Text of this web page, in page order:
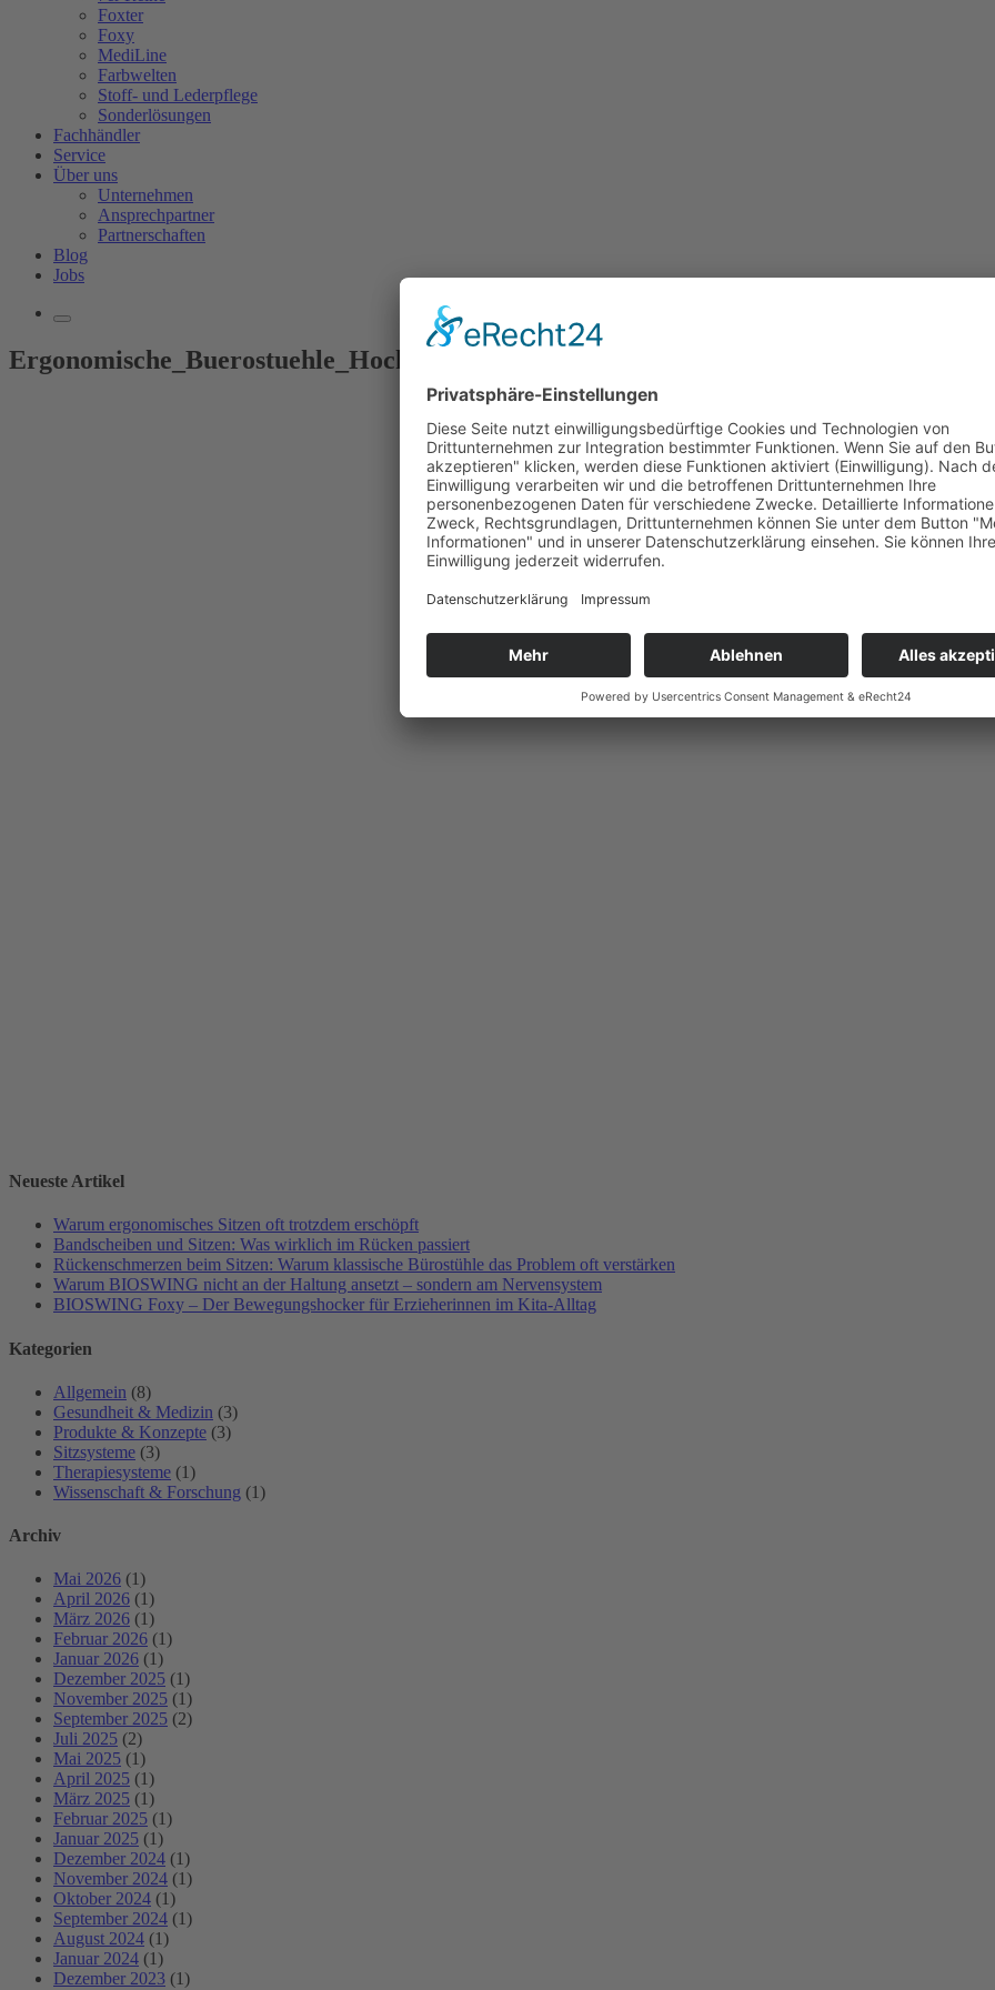
Foxter
Foxy
MediLine
Farbwelten
Stoff- und Lederpflege
Sonderlösungen
Fachhändler
Service
Über uns
Unternehmen
Ansprechpartner
Partnerschaften
Blog
Jobs
Neueste Artikel
Warum ergonomisches Sitzen oft trotzdem erschöpft
Bandscheiben und Sitzen: Was wirklich im Rücken passiert
Rückenschmerzen beim Sitzen: Warum klassische Bürostühle das Problem oft verstärken
Warum BIOSWING nicht an der Haltung ansetzt – sondern am Nervensystem
BIOSWING Foxy – Der Bewegungshocker für Erzieherinnen im Kita-Alltag
Kategorien
Allgemein (8)
Gesundheit & Medizin (3)
Produkte & Konzepte (3)
Sitzsysteme (3)
Therapiesysteme (1)
Wissenschaft & Forschung (1)
Archiv
Mai 2026 (1)
April 2026 (1)
März 2026 (1)
Februar 2026 (1)
Januar 2026 (1)
Dezember 2025 (1)
November 2025 (1)
September 2025 (2)
Juli 2025 (2)
Mai 2025 (1)
April 2025 (1)
März 2025 (1)
Februar 2025 (1)
Januar 2025 (1)
Dezember 2024 (1)
November 2024 (1)
Oktober 2024 (1)
September 2024 (1)
August 2024 (1)
Januar 2024 (1)
Dezember 2023 (1)